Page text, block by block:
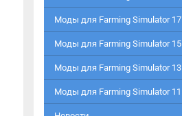
Моды для Farming Simulator 17
Моды для Farming Simulator 15
Моды для Farming Simulator 13
Моды для Farming Simulator 11